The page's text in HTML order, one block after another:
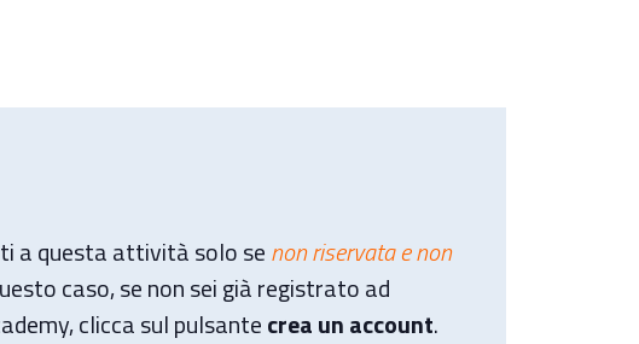
a questa attività solo senon riservata e non
caso, se non sei già registrato ad
clicca sul pulsantecrea un account.